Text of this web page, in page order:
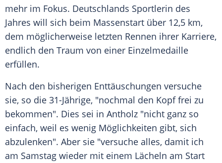
mehr im Fokus. Deutschlands Sportlerin des
Jahres will sich beim Massenstart über 12,5 km,
dem möglicherweise letzten Rennen ihrer Karriere,
endlich den Traum von einer Einzelmedaille
erfüllen.
Nach den bisherigen Enttäuschungen versuche
sie, so die 31-Jährige, "nochmal den Kopf frei zu
bekommen". Dies sei in Antholz "nicht ganz so
einfach, weil es wenig Möglichkeiten gibt, sich
abzulenken". Aber sie "versuche alles, damit ich
am Samstag wieder mit einem Lächeln am Start